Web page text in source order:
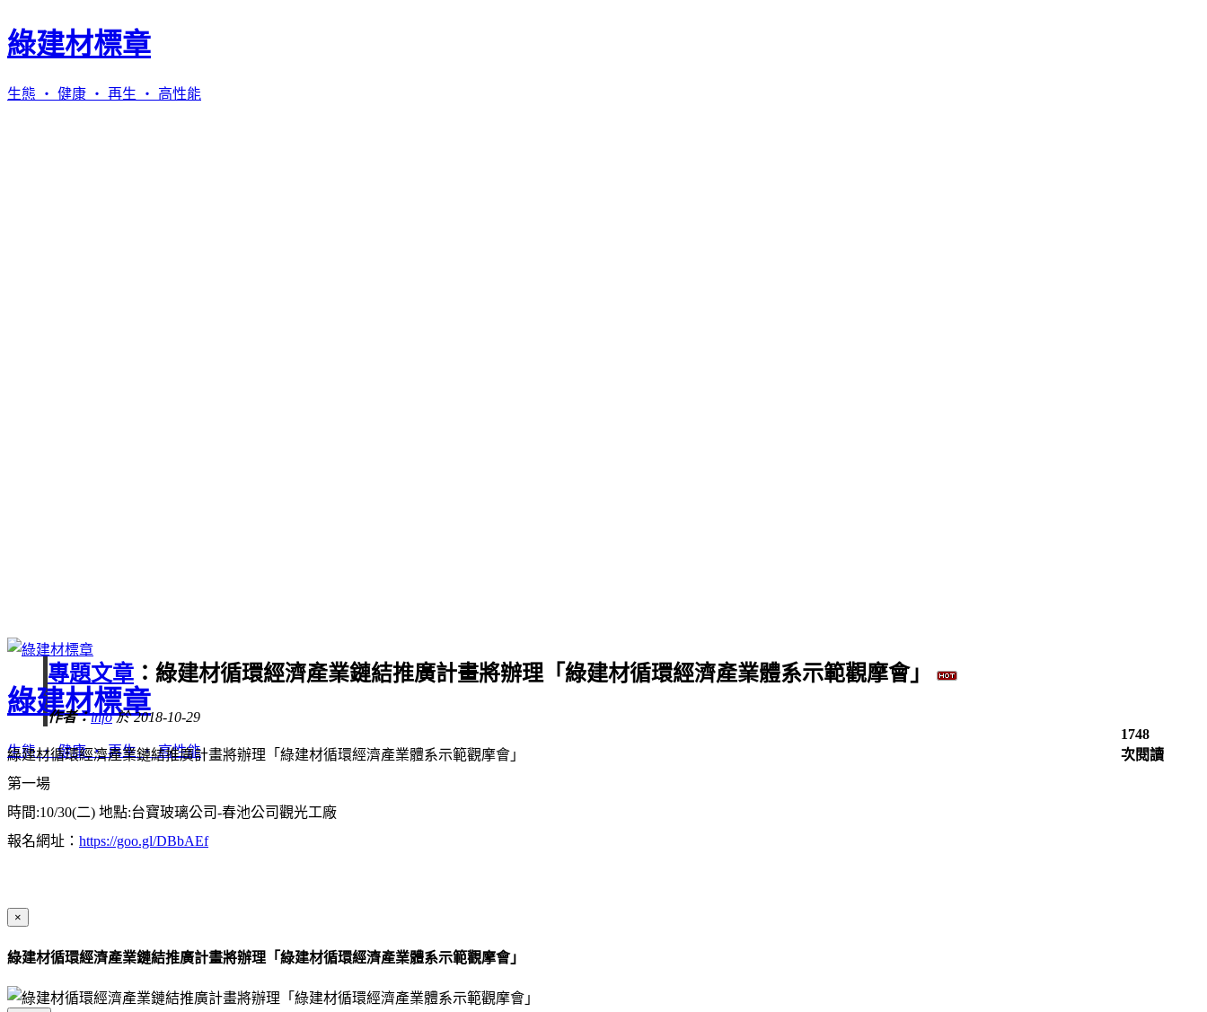
綠建材標章
生態 ‧ 健康 ‧ 再生 ‧ 高性能
綠建材標章
生態 ‧ 健康 ‧ 再生 ‧ 高性能
專題文章 ：綠建材循環經濟產業鏈結推廣計畫將辦理「綠建材循環經濟產業體系示範觀摩會」
作者：info於 2018-10-29
1748
次閱讀
綠建材循環經濟產業鏈結推廣計畫將辦理「綠建材循環經濟產業體系示範觀摩會」
第一場
時間:10/30(二) 地點:台寶玻璃公司-春池公司觀光工廠
報名網址： https://goo.gl/DBbAEf
×
綠建材循環經濟產業鏈結推廣計畫將辦理「綠建材循環經濟產業體系示範觀摩會」